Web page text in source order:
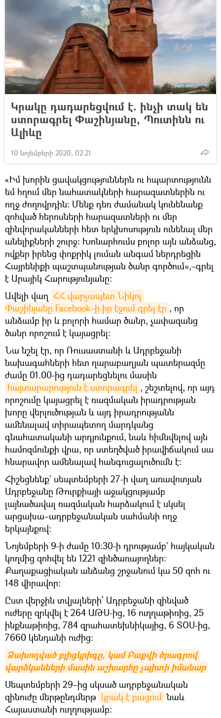
Կրակը դադարեցվում է. ինչի տակ են
ստորագրել Փաշինյանը, Պուտինն ու
Ալիևը
10 նոյեմբերի 2020, 02:21
«Իմ խորին ցավակցություններն ու հպարտությունն
եմ հղում մեր նահատակների հարազատներին ու
ողջ ժողովրդին: Մենք դեռ ժամանակ կունենանք
զոհված հերոսների հարազատների ու մեր
զինվորականների հետ երկխոսություն ունենալ մեր
անելիքների շուրջ: Խոնարհումս բոլոր այն անձանց,
ովքեր իրենց փոքրիկ լուման անգամ ներդրեցին
Հայրենիքի պաշտպանության ծանր գործում»,–գրել
է Արայիկ Հարությունյանը:
Ավելի վաղ ՀՀ վարչապետ Նիկոլ
Փաշինյանը Facebook–ի իր էջում գրել էր , որ
անձամբ իր և բոլորի համար ծանր, չափազանց
ծանր որոշում է կայացրել:
Նա նշել էր, որ Ռուսաստանի և Ադրբեջանի
նախագահների հետ ղարաբաղյան պատերազմը
ժամը 01.00-ից դադարեցնելու մասին
հայտարարություն է ստորագրել , շեշտելով, որ այդ
որոշումը կայացրել է ռազմական իրադրության
խորը վերլուծության և այդ իրադրությանն
ամենալավ տիրապետող մարդկանց
գնահատականի արդյունքում, նաև հիմնվելով այն
համոզմունքի վրա, որ ստեղծված իրավիճակում սա
հնարավոր ամենալավ հանգուցալուծումն է:
Հիշեցնենք` սեպտեմբերի 27-ի վաղ առավոտյան
Ադրբեջանը Թուրքիայի աջակցությամբ
լայնածավալ ռազմական հարձակում է սկսել
արցախա–ադրբեջանական սահմանի ողջ
երկայնքով։
Նոյեմբերի 9-ի ժամը 10։30-ի դրությամբ` հայկական
կողմից զոհվել են 1221 զինծառայողներ։
Քաղաքացիական անձանց շրջանում կա 50 զոհ ու
148 վիրավոր։
Ըստ վերջին տվյալների՝ Ադրբեջանի զինված
ուժերը զրկվել է 264 ԱԹՍ-ից, 16 ուղղաթիռից, 25
ինքնաթիռից, 784 զրահատեխնիկայից, 6 ՏՕՍ-ից,
7660 կենդանի ուժից։
Ձախողված բլիցկրիգը, կամ Բաքվի ծրագրով
վարձկանների մասին աշխարհը չպիտի իմանար
Սեպտեմբերի 29–ից սկսած ադրբեջանական
զինուժը մերթընդմերթ կրակ է բացում նաև
Հայաստանի ուղղությամբ։